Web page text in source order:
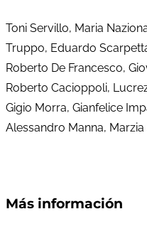
Toni Servillo, Maria
Truppo, Eduardo
Roberto De Francesco,
Roberto Cacioppoli,
Gigio Morra, Gianfelice
Alessandro Manna,
Más información